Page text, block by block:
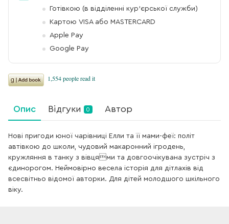
Готівкою (в відділенні кур'єрської служби)
Картою VISA або MASTERCARD
Apple Pay
Google Pay
Опис Відгуки 0 Автор
Нові пригоди юної чарівниці Елли та її мами-феї: політ
автівкою до школи, чудовий макаронний ігродень,
кружляння в танку з вівцями та довгоочікувана зустріч з
єдинорогом. Неймовірно весела історія для дітлахів від
всесвітньо відомої авторки. Для дітей молодшого шкільного
віку.